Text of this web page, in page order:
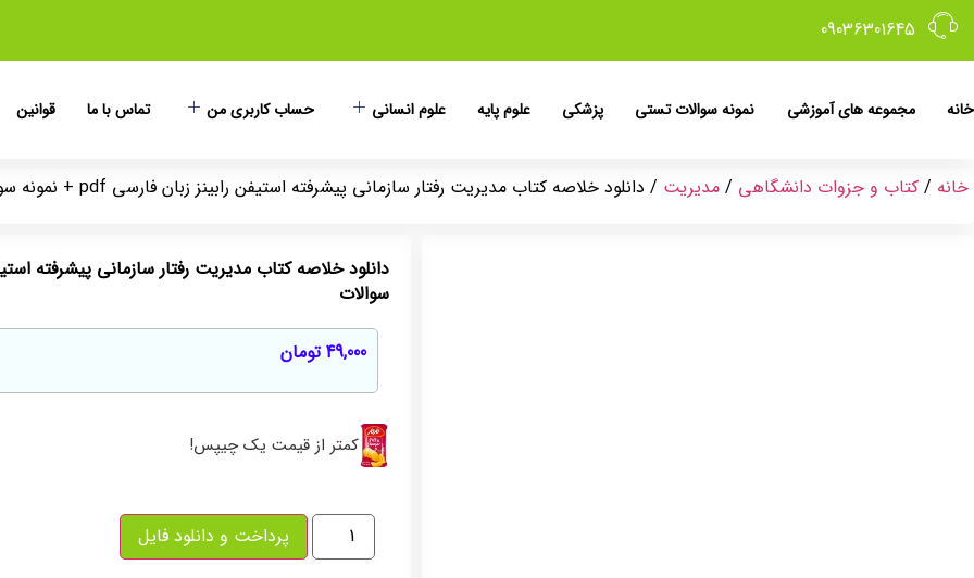
09036301645
خانه مجموعه های آموزشی نمونه سوالات تستی پزشکی علوم پایه علوم انسانی حساب کاربری من تماس با ما قوانین
خانه / کتاب و جزوات دانشگاهی / مدیریت / دانلود خلاصه کتاب مدیریت رفتار سازمانی پیشرفته استیفن رابینز زبان فارسی pdf + نمونه سوالات
سوالات
49,000 تومان
کمتر از قیمت یک چیپس!
پرداخت و دانلود فایل